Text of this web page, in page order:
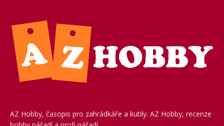
AZ Hobby, časopis pro zahrádkáře a kutily. AZ Hobby, recenze